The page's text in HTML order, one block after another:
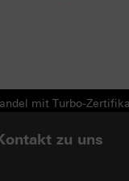
mit Turbo-
zu uns